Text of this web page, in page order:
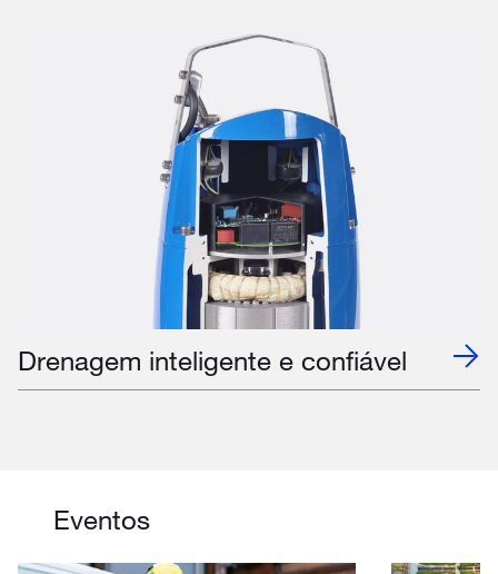
Drenagem inteligente e confiável
Eventos